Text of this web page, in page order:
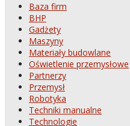
Baza firm
BHP
Gadżety
Maszyny
Materiały budowlane
Oświetlenie przemysłowe
Partnerzy
Przemysł
Robotyka
Techniki manualne
Technologie